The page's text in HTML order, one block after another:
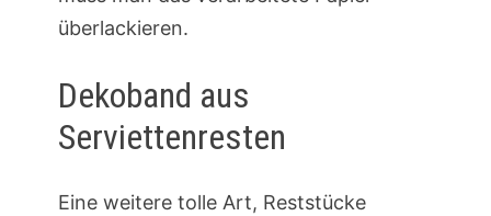
überlackieren.
Dekoband aus
Serviettenresten
Eine weitere tolle Art, Reststücke